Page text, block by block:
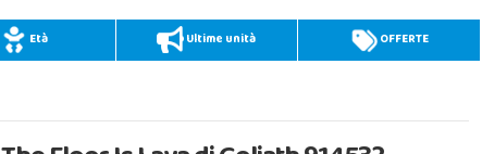
Età Ultime unità OFFERTE